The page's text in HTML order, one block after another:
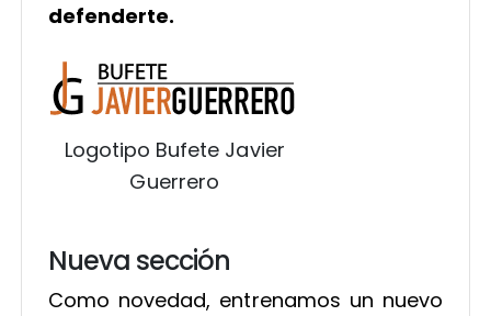
defenderte.
Logotipo Bufete Javier
Guerrero
Nueva sección
Como novedad, entrenamos un nuevo